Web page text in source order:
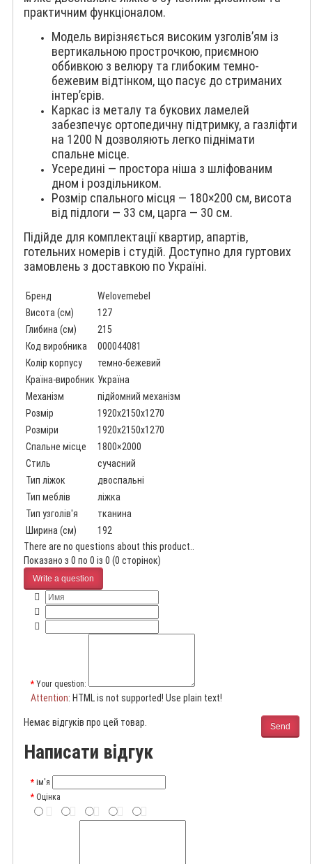
практичним функціоналом.
Модель вирізняється високим узголів’ям із
вертикальною прострочкою, приємною
оббивкою з велюру та глибоким темно-
бежевим відтінком, що пасує до стриманих
інтер’єрів.
Каркас із металу та букових ламелей
забезпечує ортопедичну підтримку, а газліфти
на 1200 N дозволяють легко піднімати
спальне місце.
Усередині — простора ніша з шліфованим
дном і роздільником.
Розмір спального місця — 180×200 см, висота
від підлоги — 33 см, царга — 30 см.
Підійде для комплектації квартир, апартів,
готельних номерів і студій. Доступно для гуртових
замовлень з доставкою по Україні.
Бренд
Welovemebel
Висота (см)
127
Глибина (см)
215
Код виробника
000044081
Колір корпусу
темно-бежевий
Країна-виробник Україна
Механізм
підйомний механізм
Розмір
1920x2150x1270
Розміри
1920x2150x1270
Спальне місце
1800×2000
Стиль
сучасний
Тип ліжок
двоспальні
Тип меблів
ліжка
Тип узголів'я
тканина
Ширина (см)
192
There are no questions about this product..
Показано з 0 по 0 із 0 (0 сторінок)
Write a question
Your question:
Attention: HTML is not supported! Use plain text!
Send
Немає відгуків про цей товар.
Написати відгук
ім'я
Оцінка